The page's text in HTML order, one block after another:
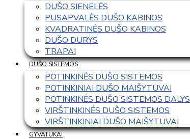
DUŠO SIENELĖS
PUSAPVALĖS DUŠO KABINOS
KVADRATINĖS DUŠO KABINOS
DUŠO DURYS
TRAPAI
DUŠO SISTEMOS
POTINKINĖS DUŠO SISTEMOS
POTINKINIAI DUŠO MAIŠYTUVAI
POTINKINĖS DUŠO SISTEMOS DALYS
VIRŠTINKINĖS DUŠO SISTEMOS
VIRŠTINKINIAI DUŠO MAIŠYTUVAI
GYVATUKAI